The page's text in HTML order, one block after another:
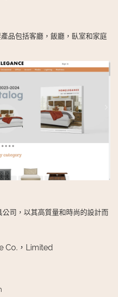
品包括客廳，飯廳，臥室和家庭
司，以其高質量和時尚的設計而
Co.，Limited